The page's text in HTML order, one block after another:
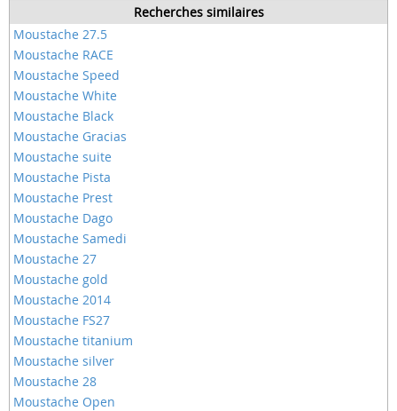
Recherches similaires
Moustache 27.5
Moustache RACE
Moustache Speed
Moustache White
Moustache Black
Moustache Gracias
Moustache suite
Moustache Pista
Moustache Prest
Moustache Dago
Moustache Samedi
Moustache 27
Moustache gold
Moustache 2014
Moustache FS27
Moustache titanium
Moustache silver
Moustache 28
Moustache Open